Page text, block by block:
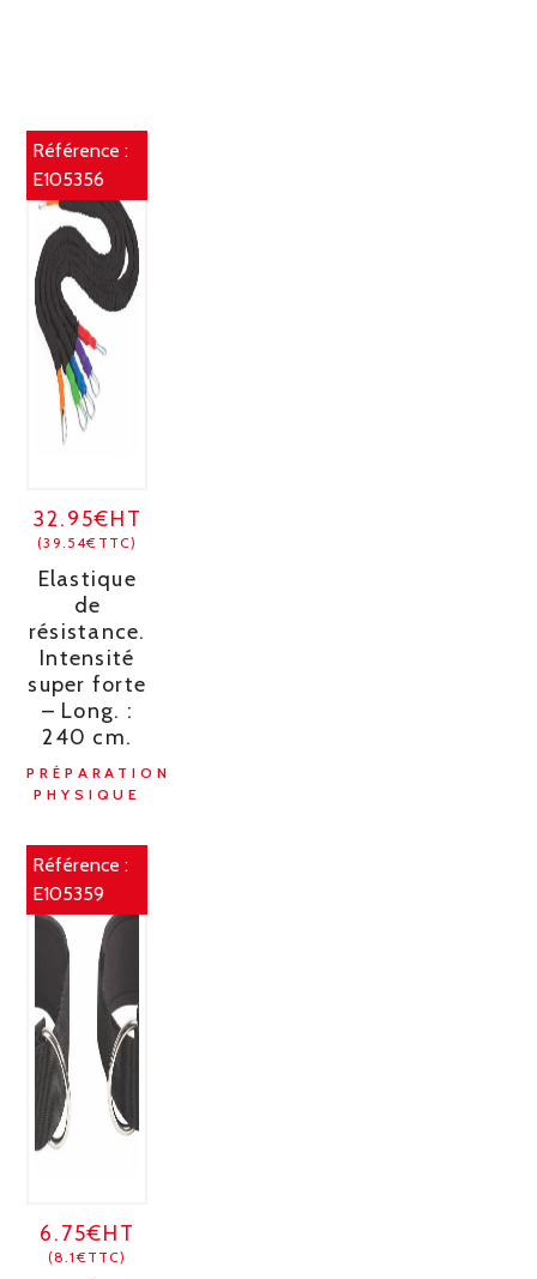
Référence :
E105356
32.95€HT
(39.54€TTC)
Elastique
de
résistance.
Intensité
super forte
– Long. :
240 cm.
PRÉPARATION
PHYSIQUE
Référence :
E105359
6.75€HT
(8.1€TTC)